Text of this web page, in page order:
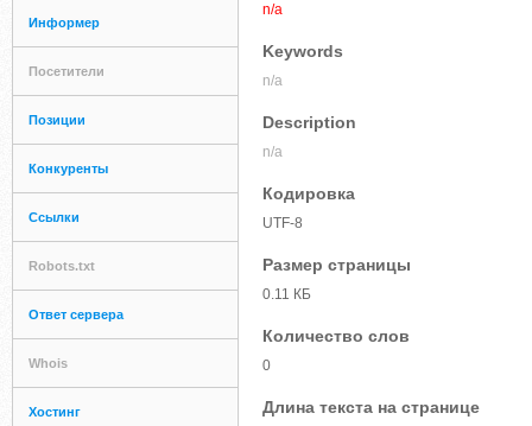
Информер
Посетители
Позиции
Конкуренты
Ссылки
Robots.txt
Ответ сервера
Whois
Хостинг
n/a
Keywords
n/a
Description
n/a
Кодировка
UTF-8
Размер страницы
0.11 КБ
Количество слов
0
Длина текста на странице